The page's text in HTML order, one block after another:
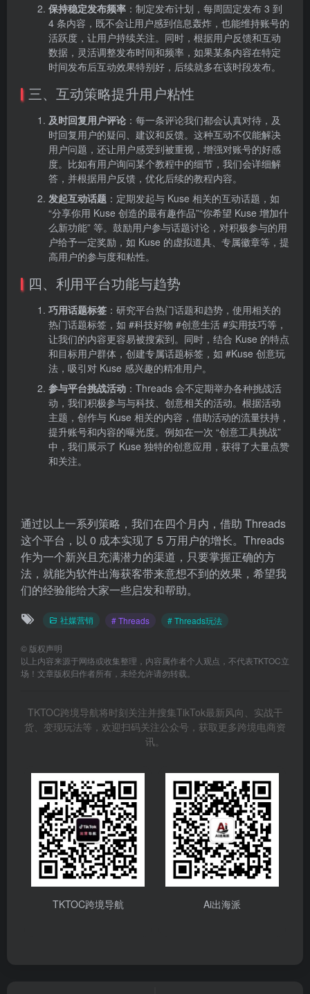
保持稳定发布频率 ：制定发布计划，每周固定发布 3 到
4 条内容，既不会让用户感到信息轰炸，也能维持账号的
活跃度，让用户持续关注。同时，根据用户反馈和互动
数据，灵活调整发布时间和频率，如果某条内容在特定
时间发布后互动效果特别好，后续就多在该时段发布。
三、互动策略提升用户粘性
及时回复用户评论 ：每一条评论我们都会认真对待，及
时回复用户的疑问、建议和反馈。这种互动不仅能解决
用户问题，还让用户感受到被重视，增强对账号的好感
度。比如有用户询问某个教程中的细节，我们会详细解
答，并根据用户反馈，优化后续的教程内容。
发起互动话题 ：定期发起与 Kuse 相关的互动话题，如
“分享你用 Kuse 创造的最有趣作品”“你希望 Kuse 增加什
么新功能” 等。鼓励用户参与话题讨论，对积极参与的用
户给予一定奖励，如 Kuse 的虚拟道具、专属徽章等，提
高用户的参与度和粘性。
四、利用平台功能与趋势
巧用话题标签 ：研究平台热门话题和趋势，使用相关的
热门话题标签，如 #科技好物 #创意生活 #实用技巧等，
让我们的内容更容易被搜索到。同时，结合 Kuse 的特点
和目标用户群体，创建专属话题标签，如 #Kuse 创意玩
法，吸引对 Kuse 感兴趣的精准用户。
参与平台挑战活动 ：Threads 会不定期举办各种挑战活
动，我们积极参与与科技、创意相关的活动。根据活动
主题，创作与 Kuse 相关的内容，借助活动的流量扶持，
提升账号和内容的曝光度。例如在一次 “创意工具挑战”
中，我们展示了 Kuse 独特的创意应用，获得了大量点赞
和关注。
通过以上一系列策略，我们在四个月内，借助 Threads
这个平台，以 0 成本实现了 5 万用户的增长。Threads
作为一个新兴且充满潜力的渠道，只要掌握正确的方
法，就能为软件出海获客带来意想不到的效果，希望我
们的经验能给大家一些启发和帮助。
社媒营销 # Threads # Threads玩法
© 版权声明
以上内容来源于网络或收集整理，内容属作者个人观点，不代表TKTOC立
场！文章版权归作者所有，未经允许请勿转载。
TKTOC跨境导航将时刻关注并搜集TikTok最新风向、实战干
货、变现玩法等，欢迎扫码关注公众号，获取更多跨境电商资
讯。
TKTOC跨境导航 Ai出海派